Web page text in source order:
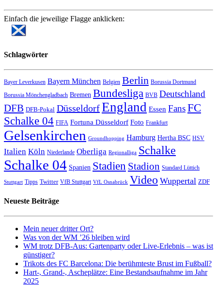
Einfach die jeweilige Flagge anklicken:
Schlagwörter
Bayer Leverkusen Bayern München Belgien Berlin Borussia Dortmund
Borussia Mönchengladbach Bremen Bundesliga BVB Deutschland
DFB DFB-Pokal DüsseldorfEngland Essen FansFC
Schalke 04 FIFA Fortuna Düsseldorf Foto Frankfurt
Gelsenkirchen Groundhopping Hamburg Hertha BSC HSV
Italien Köln Niederlande Oberliga Regionalliga Schalke
Schalke 04 Spanien Stadien Stadion Standard Lüttich
Stuttgart Tipps Twitter VfB Stuttgart VfL Osnabrück Video Wuppertal ZDF
Neueste Beiträge
Mein neuer dritter Ort?
Was von der WM ’26 bleiben wird
WM trotz DFB-Aus: Gartenparty oder Live-Erlebnis – was ist
günstiger?
Trikots des FC Barcelona: Die berühmteste Brust im Fußball?
Hart-, Grand-, Ascheplätze: Eine Bestandsaufnahme im Jahr
2025